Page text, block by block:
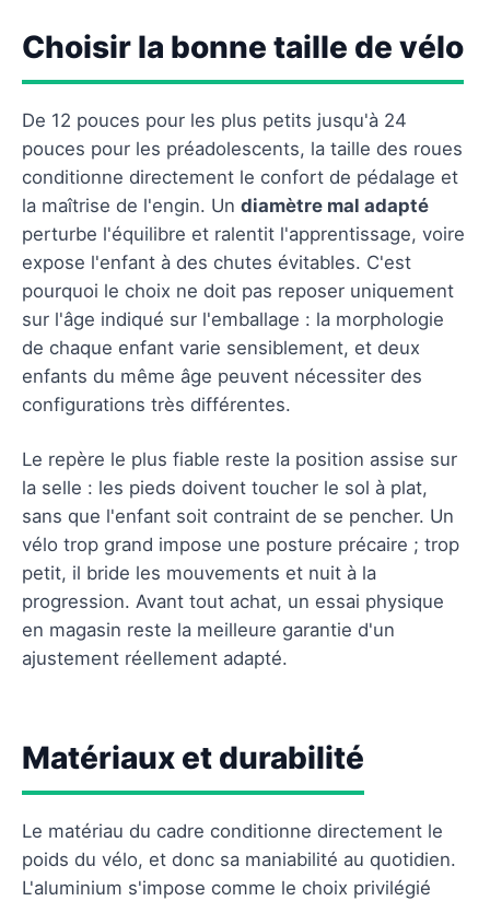
Choisir la bonne taille de vélo
De 12 pouces pour les plus petits jusqu'à 24
pouces pour les préadolescents, la taille des roues
conditionne directement le confort de pédalage et
la maîtrise de l'engin. Un diamètre mal adapté
perturbe l'équilibre et ralentit l'apprentissage, voire
expose l'enfant à des chutes évitables. C'est
pourquoi le choix ne doit pas reposer uniquement
sur l'âge indiqué sur l'emballage : la morphologie
de chaque enfant varie sensiblement, et deux
enfants du même âge peuvent nécessiter des
configurations très différentes.
Le repère le plus fiable reste la position assise sur
la selle : les pieds doivent toucher le sol à plat,
sans que l'enfant soit contraint de se pencher. Un
vélo trop grand impose une posture précaire ; trop
petit, il bride les mouvements et nuit à la
progression. Avant tout achat, un essai physique
en magasin reste la meilleure garantie d'un
ajustement réellement adapté.
Matériaux et durabilité
Le matériau du cadre conditionne directement le
poids du vélo, et donc sa maniabilité au quotidien.
L'aluminium s'impose comme le choix privilégié